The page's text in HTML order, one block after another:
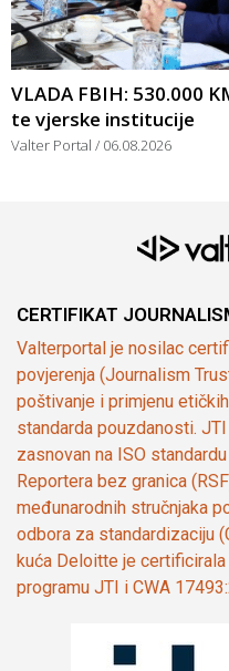
VLADA FBIH: 530.000
te vjerske institucije
Valter Portal 06.08.2026
CERTIFIKAT
Valterportal je nosilac
povjerenja (Journalism
poštivanje i primjenu
standarda pouzdanosti.
zasnovan na ISO
Reportera bez granica
međunarodnih stručnjaka
odbora za standardizaciju
kuća Deloitte je
programu JTI i CWA